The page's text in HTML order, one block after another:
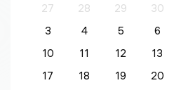
27
28 29 30
3
4 5 6
10
11 12 13
17
18 19 20